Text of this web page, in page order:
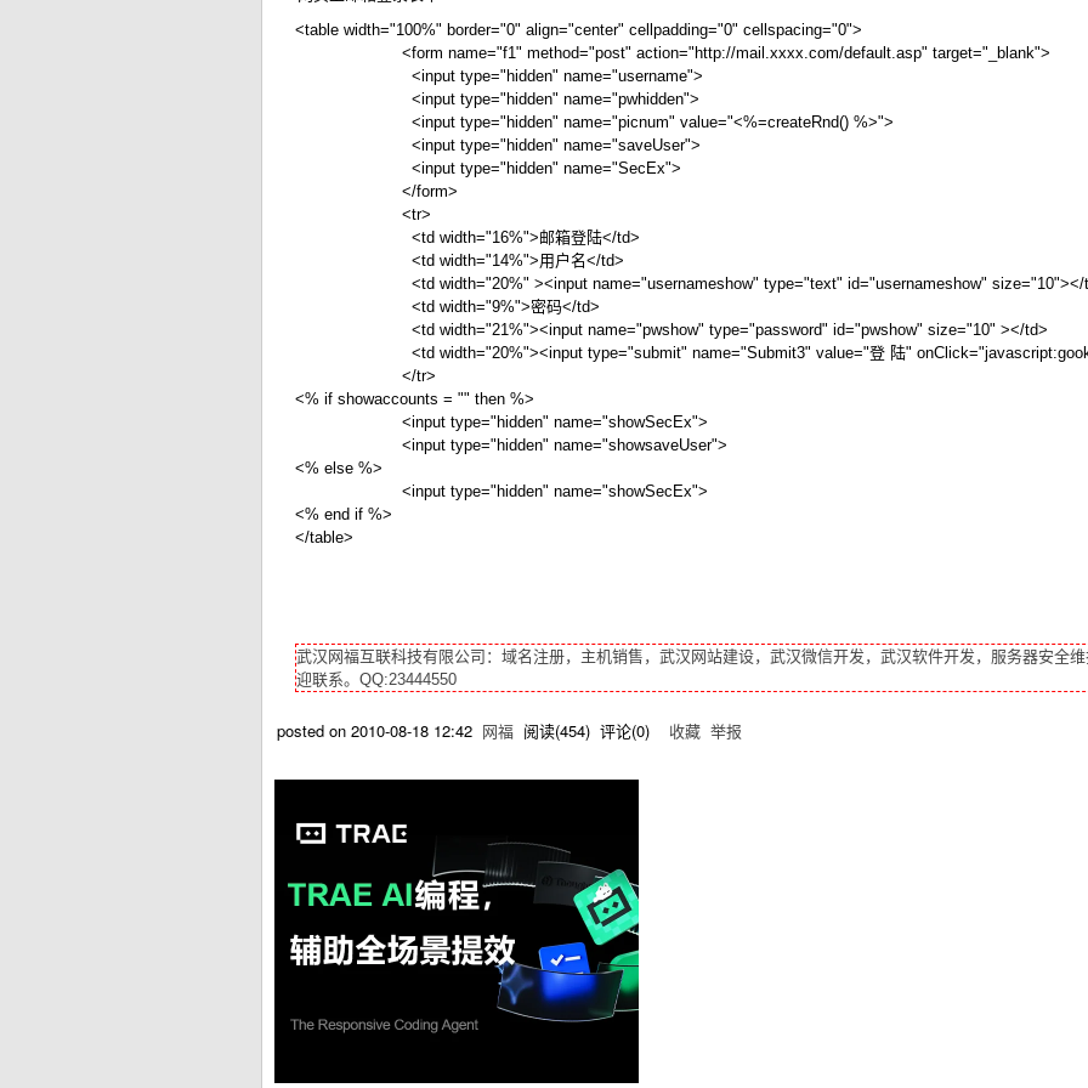
<table width="100%" border="0" align="center" cellpadding="0" cellspacing="0">
<form name="f1" method="post" action="http://mail.xxxx.com/default.asp" target="_blank">
<input type="hidden" name="username">
<input type="hidden" name="pwhidden">
<input type="hidden" name="picnum" value="<%=createRnd() %>">
<input type="hidden" name="saveUser">
<input type="hidden" name="SecEx">
</form>
<tr>
<td width="16%">邮箱登陆</td>
<td width="14%">用户名</td>
<td width="20%" ><input name="usernameshow" type="text" id="usernameshow" size="10"></
<td width="9%">密码</td>
<td width="21%"><input name="pwshow" type="password" id="pwshow" size="10" ></td>
<td width="20%"><input type="submit" name="Submit3" value="登 陆"
</tr>
<% if showaccounts = "" then %>
<input type="hidden" name="showSecEx">
<input type="hidden" name="showsaveUser">
<% else %>
<input type="hidden" name="showSecEx">
<% end if %>
</table>
武汉网福互联科技有限公司：域名注册，主机销售，武汉网站建设，武汉微信开发，武汉软件开发，服务器安全
迎联系。QQ:23444550
posted on 2010-08-18 12:42 网福 阅读(454) 评论(0) 收藏 举报